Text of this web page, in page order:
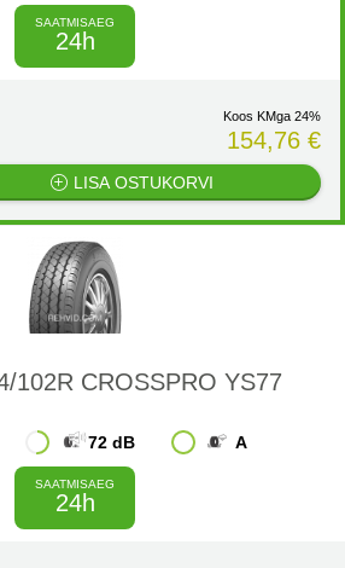
SAATMISAEG
24h
Koos KMga 24%
154,76 €
LISA OSTUKORVI
102R CROSSPRO YS77
72 dB A
SAATMISAEG
24h